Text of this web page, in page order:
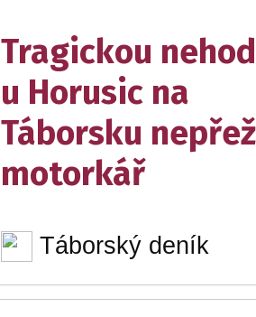
Tragickou
u Horusic na
Táborsku
motorkář
Táborský deník